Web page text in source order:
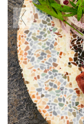
Previous